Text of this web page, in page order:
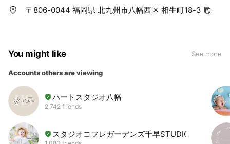
〒806-0044 福岡県 北九州市八幡西区 相生町18-3
You might like See more
Accounts others are viewing
ハートスタジオ八幡
2,742 friends
スタジオコフレガーデンズ千早STUDIO